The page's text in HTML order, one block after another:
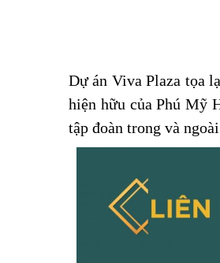
Dự án Viva Plaza tọa
hiện hữu của Phú Mỹ
tập đoàn trong và